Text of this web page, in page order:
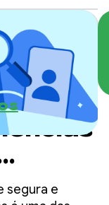
do Kit de ML,
no
segura e